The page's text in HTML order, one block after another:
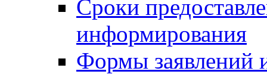
Сроки
информирования
Формы заявлений